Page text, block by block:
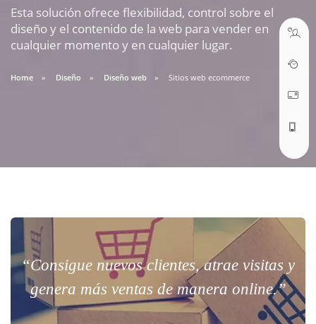
Esta solución ofrece flexibilidad, control sobre el
diseño y el contenido de la web para vender en
cualquier momento y en cualquier lugar.
Home Diseño Diseño web Sitios web ecommerce
“Consigue nuevos clientes, atrae visitas y
genera más ventas de manera online.”
soporte@webseo.cl
ABRIR TICKET